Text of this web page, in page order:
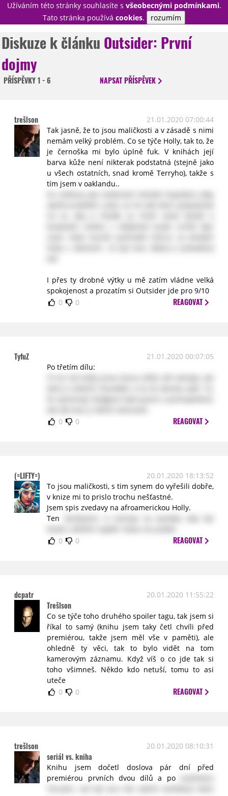
Užíváním této stránky souhlasíte s všeobecnými podmínkami.
Tato stránka používá cookies. rozumím
PŘIHLÁSIT
NOVINKY
TÉMATA
DISKUZE
STATISTIKY
TIRÁŽ
Diskuze k článku Outsider: První
dojmy
PŘÍSPĚVKY1 - 6 NAPSATPŘÍSPĚVEK
trešlson
21.01.2020 07:00:44
Tak jasně, že to jsou maličkosti a v zásadě s nimi
nemám velký problém. Co se týče Holly, tak to, že
je černoška mi bylo úplně fuk. V knihách její
barva kůže není nikterak podstatná (stejně jako
u všech ostatních, snad kromě Terryho), takže s
tím jsem v oaklandu..
I přes ty drobné výtky u mě zatím vládne velká
spokojenost a prozatím si Outsider jde pro 9/10
0
0 REAGOVAT
TyfuZ
21.01.2020 00:07:05
Po třetím dílu:
0
0 REAGOVAT
(=LIFTY=)
20.01.2020 18:13:52
To jsou maličkosti, s tim synem do vyřešili dobře,
v knize mi to prislo trochu nešťastné.
Jsem spis zvedavy na afroamerickou Holly.
Ten
0
0 REAGOVAT
dcpatr 20.01.2020 11:55:22
Trešlson
Co se týče toho druhého spoiler tagu, tak jsem si
říkal to samý (knihu jsem taky četl chvíli před
premiérou, takže jsem měl vše v paměti), ale
ohledně ty věci, tak to bylo vidět na tom
kamerovým záznamu. Když víš o co jde tak si
toho všimneš. Někdo kdo netuší, tomu to asi
uteče
0
0 REAGOVAT
trešlson 20.01.2020 08:10:31
seriál vs. kniha
Knihu jsem dočetl doslova pár dní před
premiérou prvních dvou dílů a po